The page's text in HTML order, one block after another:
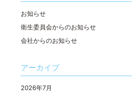
お知らせ
衛生委員会からのお知らせ
会社からのお知らせ
アーカイブ
2026年7月